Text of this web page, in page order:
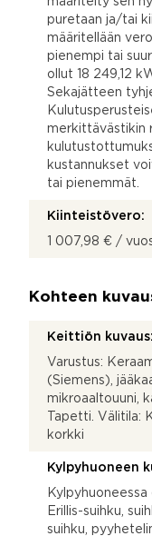
puretaan ja/tai
määritellään
pienempi tai
ollut 18 249,12
Sekajätteen
merkittävästikin
kustannukset
tai pienemmät.
Kiinteistövero:
1 007,98 € /
Kohteen
Keittiön kuvaus:
Varustus:
(Siemens),
mikroaaltouuni,
Tapetti. Välitila:
korkki
Kylpyhuoneen
Erillis-suihku,
suihku,